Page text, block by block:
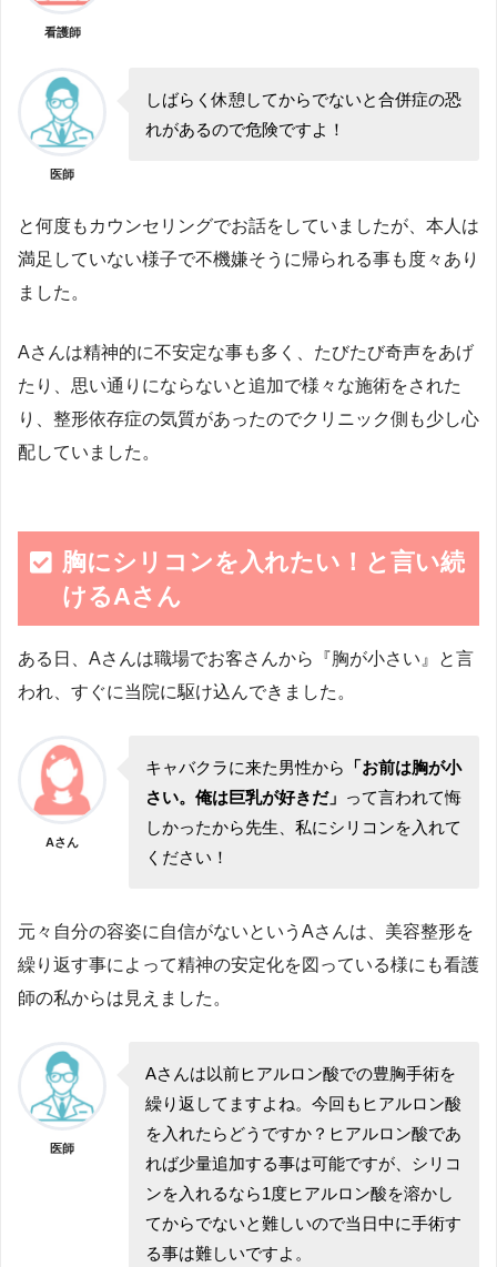
看護師
医師
しばらく休憩してからでないと合併症の恐
れがあるので危険ですよ！
と何度もカウンセリングでお話をしていましたが、本人は
満足していない様子で不機嫌そうに帰られる事も度々あり
ました。
Aさんは精神的に不安定な事も多く、たびたび奇声をあげ
たり、思い通りにならないと追加で様々な施術をされた
り、整形依存症の気質があったのでクリニック側も少し心
配していました。
胸にシリコンを入れたい！と言い続
けるAさん
ある日、Aさんは職場でお客さんから『胸が小さい』と言
われ、すぐに当院に駆け込んできました。
Aさん
キャバクラに来た男性から
「お前は胸が小
さい。俺は巨乳が好きだ」 って言われて悔
しかったから先生、私にシリコンを入れて
ください！
元々自分の容姿に自信がないというAさんは、美容整形を
繰り返す事によって精神の安定化を図っている様にも看護
師の私からは見えました。
医師
Aさんは以前ヒアルロン酸での豊胸手術を
繰り返してますよね。今回もヒアルロン酸
を入れたらどうですか？ヒアルロン酸であ
れば少量追加する事は可能ですが、シリコ
ンを入れるなら1度ヒアルロン酸を溶かし
てからでないと難しいので当日中に手術す
る事は難しいですよ。